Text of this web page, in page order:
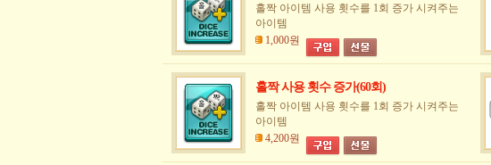
홀짝 아이템 사용 횟수를 1회 증가 시켜주는
아이템
1,000원
홀짝 사용 횟수 증가(60회)
홀짝 아이템 사용 횟수를 1회 증가 시켜주는
아이템
4,200원